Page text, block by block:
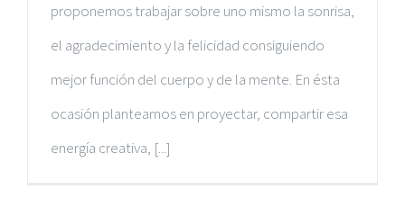
proponemos trabajar sobre uno mismo la sonrisa,
el agradecimiento y la felicidad consiguiendo
mejor función del cuerpo y de la mente. En ésta
ocasión planteamos en proyectar, compartir esa
energía creativa, [...]
METODO RAIL SEVILLA